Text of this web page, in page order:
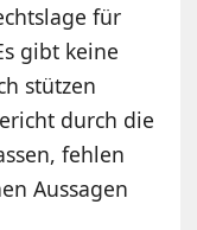
für
gibt keine
stützen
durch die
fehlen
Aussagen